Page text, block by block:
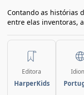
Contando as histórias
entre elas inventoras,
Editora
HarperKids